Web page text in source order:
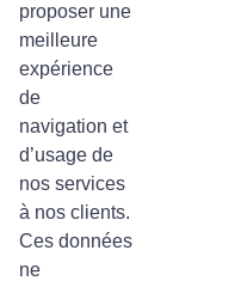
proposer une
meilleure
expérience
de
navigation et
d’usage de
nos services
à nos clients.
Ces données
ne